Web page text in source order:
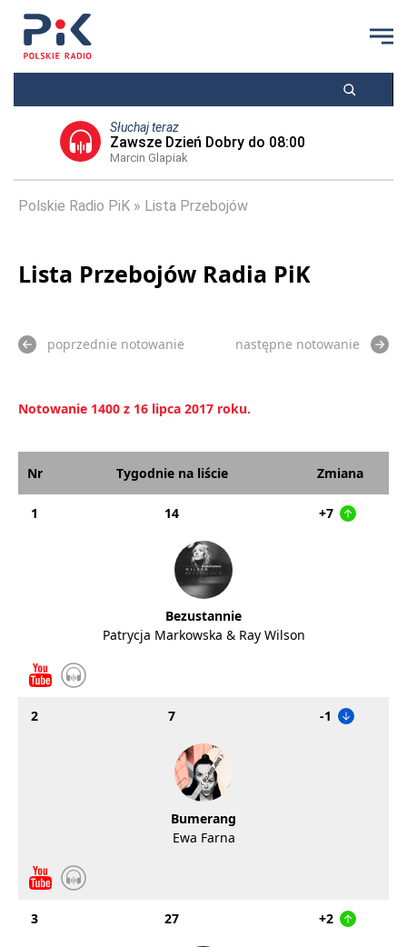
Słuchaj teraz
Zawsze Dzień Dobry do 08:00
Marcin Glapiak
Polskie Radio PiK Lista Przebojów
Lista Przebojów Radia PiK
poprzednie notowanie następne notowanie
Notowanie 1400 z 16 lipca 2017 roku.
Nr Tygodnie na liście Zmiana
1 14 +7
Bezustannie
Patrycja Markowska & Ray Wilson
2 7 -1
Bumerang
Ewa Farna
3 27 +2